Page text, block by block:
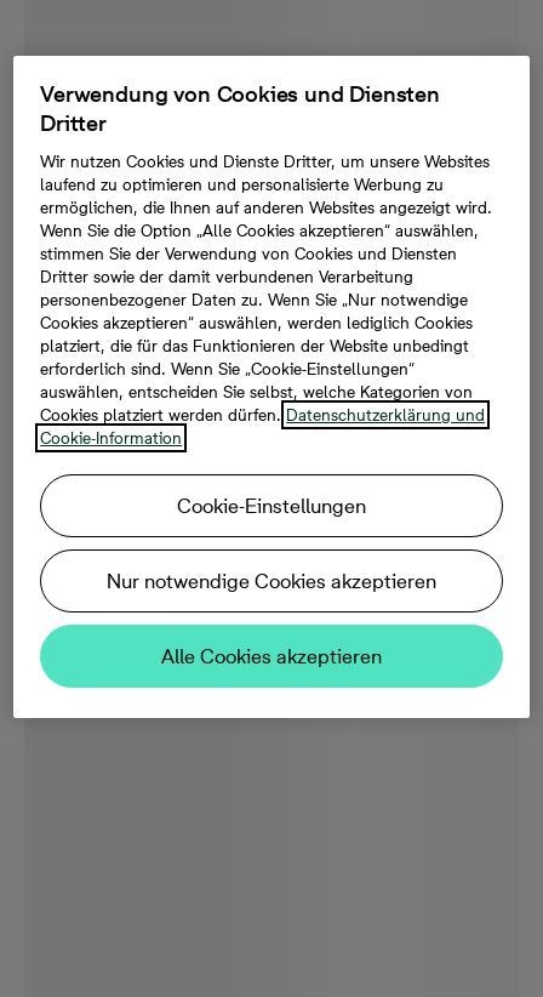
Verwendung von Cookies und Diensten
Dritter
Wir nutzen Cookies und Dienste Dritter, um unsere Websites
laufend zu optimieren und personalisierte Werbung zu
ermöglichen, die Ihnen auf anderen Websites angezeigt wird.
Wenn Sie die Option „Alle Cookies akzeptieren“ auswählen,
stimmen Sie der Verwendung von Cookies und Diensten
Dritter sowie der damit verbundenen Verarbeitung
personenbezogener Daten zu. Wenn Sie „Nur notwendige
Cookies akzeptieren“ auswählen, werden lediglich Cookies
platziert, die für das Funktionieren der Website unbedingt
erforderlich sind. Wenn Sie „Cookie-Einstellungen“
auswählen, entscheiden Sie selbst, welche Kategorien von
Cookies platziert werden dürfen. Datenschutzerklärung und
Cookie-Information
Cookie-Einstellungen
Nur notwendige Cookies akzeptieren
Alle Cookies akzeptieren